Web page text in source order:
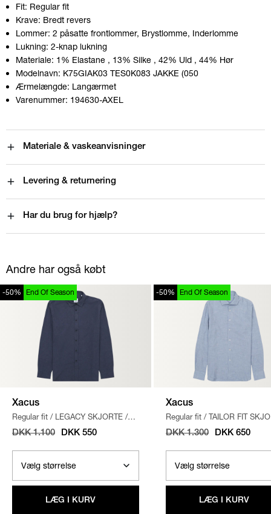
Fit: Regular fit
Krave: Bredt revers
Lommer: 2 påsatte frontlommer, Brystlomme, Inderlomme
Lukning: 2-knap lukning
Materiale: 1% Elastane , 13% Silke , 42% Uld , 44% Hør
Modelnavn: K75GIAK03 TES0K083 JAKKE (050
Ærmelængde: Langærmet
Varenummer: 194630-AXEL
Materiale & vaskeanvisninger
Levering & returnering
Har du brug for hjælp?
Andre har også købt
-50% End Of Season
Xacus
Regular fit / LEGACY SKJORTE /
BLÅ
DKK 1.100 DKK 550
LÆG I KURV
-50% End Of Season
Xacus
Regular fit / TAILOR FIT
LYS BLÅ
DKK 1.300 DKK 650
LÆG I KURV